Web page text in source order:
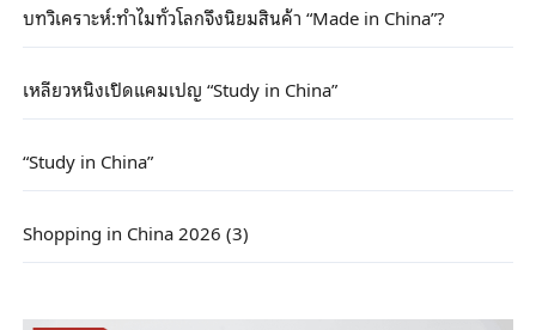
บทวิเคราะห์:ทำไมทั่วโลกจึงนิยมสินค้า “Made in China”?
เหลียวหนิงเปิดแคมเปญ “Study in China”
“Study in China”
Shopping in China 2026 (3)